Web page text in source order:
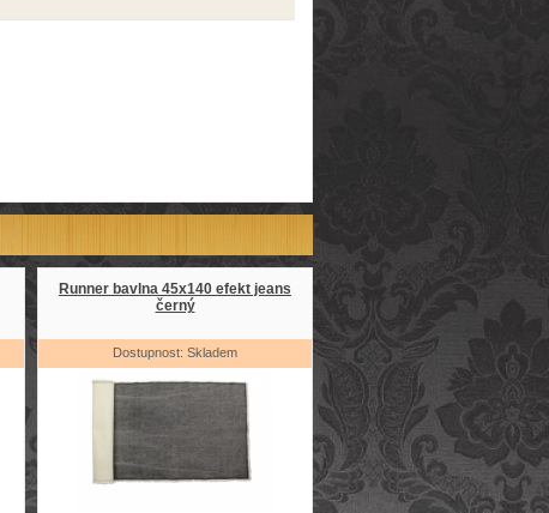
Runner bavlna 45x140 efekt jeans
černý
Dostupnost: Skladem